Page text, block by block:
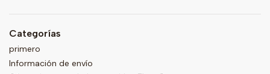
Categorías
primero
Información de envío